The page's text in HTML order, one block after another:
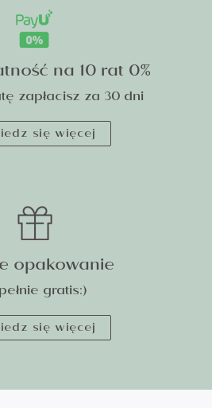
na 10 rat 0%
zapłacisz za 30 dni
się więcej
opakowanie
gratis:)
się więcej